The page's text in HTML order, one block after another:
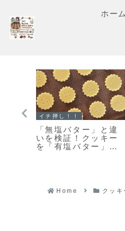
ホーム
バター」と違
証！クッキー
塩バター」で
スコーン
「基本の
生クリー
さっくり
Home クッキ